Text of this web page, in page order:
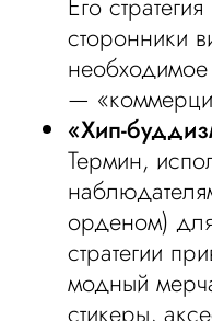
сторонники
—
«Хип-
Термин,
орденом)
стратегии
модный
стикеры,